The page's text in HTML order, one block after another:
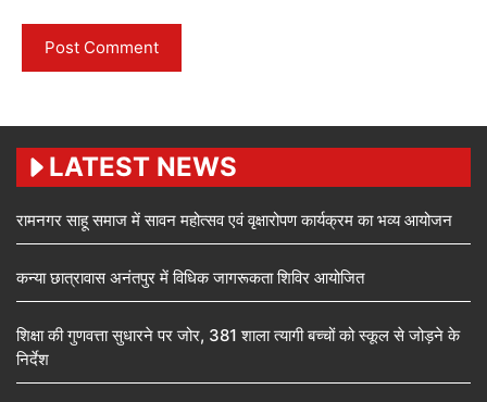
LATEST NEWS
रामनगर साहू समाज में सावन महोत्सव एवं वृक्षारोपण कार्यक्रम का भव्य आयोजन
कन्या छात्रावास अनंतपुर में विधिक जागरूकता शिविर आयोजित
शिक्षा की गुणवत्ता सुधारने पर जोर, 381 शाला त्यागी बच्चों को स्कूल से जोड़ने के
निर्देश